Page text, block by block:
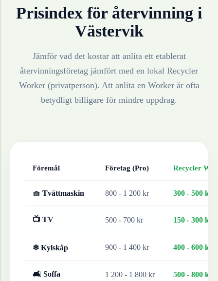
Prisindex för återvinning i
Västervik
Jämför vad det kostar att anlita ett etablerat
återvinningsföretag jämfört med en lokal Recycler
Worker (privatperson). Att anlita en Worker är ofta
betydligt billigare för mindre uppdrag.
Föremål Företag (Pro) Recycler
🧺 Tvättmaskin 800 - 1 200 kr 300 - 500 kr
📺 TV 500 - 700 kr 150 - 300 kr
❄ Kylskåp 900 - 1 400 kr 400 - 600 kr
🛋 Soffa 1 200 - 1 800 kr 500 - 800 kr